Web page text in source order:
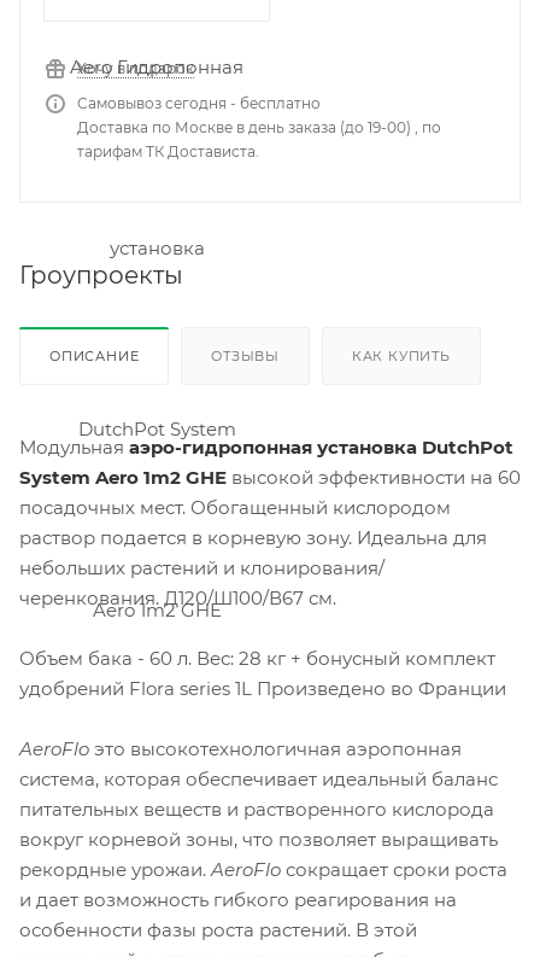
Хочу в подарок
Самовывоз сегодня - бесплатно
Доставка по Москве в день заказа (до 19-00) , по
тарифам ТК Достависта.
Гроупроекты
ОПИСАНИЕ ОТЗЫВЫ КАК КУПИТЬ
Модульная аэро-гидропонная установка DutchPot
System Aero 1m2 GHE высокой эффективности на 60
посадочных мест. Обогащенный кислородом
раствор подается в корневую зону. Идеальна для
небольших растений и клонирования/
черенкования. Д120/Ш100/В67 см.
Объем бака - 60 л. Вес: 28 кг + бонусный комплект
удобрений Flora series 1L Произведено во Франции
AeroFlo это высокотехнологичная аэропонная
система, которая обеспечивает идеальный баланс
питательных веществ и растворенного кислорода
вокруг корневой зоны, что позволяет выращивать
рекордные урожаи. AeroFlo сокращает сроки роста
и дает возможность гибкого реагирования на
особенности фазы роста растений. В этой